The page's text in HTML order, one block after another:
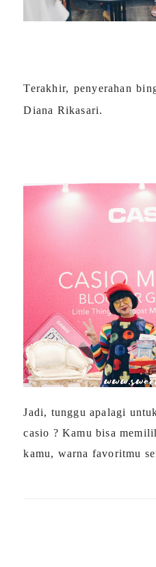
Terakhir, penyerahan
Diana Rikasari.
Jadi, tunggu apalagi
casio ? Kamu bisa
kamu, warna favoritmu